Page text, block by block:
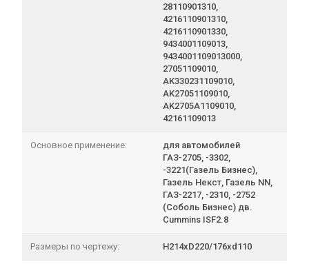
28110901310,
4216110901310,
4216110901330,
9434001109013,
9434001109013000,
27051109010,
AK330231109010,
AK27051109010,
AK2705A1109010,
42161109013
Основное применение:
для автомобилей
ГАЗ-2705, -3302,
-3221(Газель Бизнес),
Газель Некст, Газель NN,
ГАЗ-2217, -2310, -2752
(Соболь Бизнес) дв.
Cummins ISF2.8
Размеры по чертежу: H214хD220/176хd110